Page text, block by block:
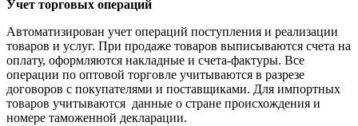
Учет торговых операций
Автоматизирован учет операций поступления и реализации
товаров и услуг. При продаже товаров выписываются счета на
оплату, оформляются накладные и счета-фактуры. Все
операции по оптовой торговле учитываются в разрезе
договоров с покупателями и поставщиками. Для импортных
товаров учитываются данные о стране происхождения и
номере таможенной декларации.